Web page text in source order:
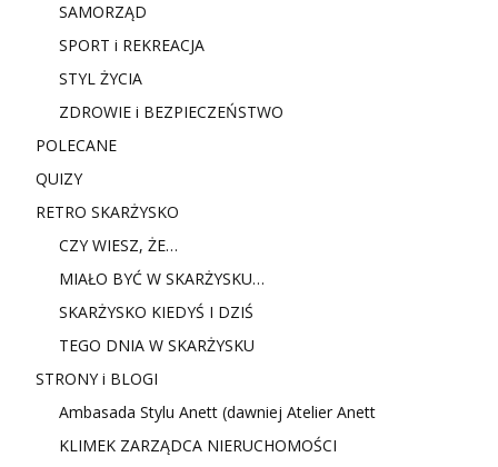
SAMORZĄD
SPORT i REKREACJA
STYL ŻYCIA
ZDROWIE i BEZPIECZEŃSTWO
POLECANE
QUIZY
RETRO SKARŻYSKO
CZY WIESZ, ŻE…
MIAŁO BYĆ W SKARŻYSKU…
SKARŻYSKO KIEDYŚ I DZIŚ
TEGO DNIA W SKARŻYSKU
STRONY i BLOGI
Ambasada Stylu Anett (dawniej Atelier Anett
KLIMEK ZARZĄDCA NIERUCHOMOŚCI